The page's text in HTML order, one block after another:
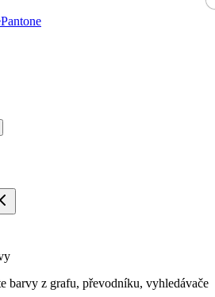
Pantone
barvy z grafu, převodníku, vyhledávače